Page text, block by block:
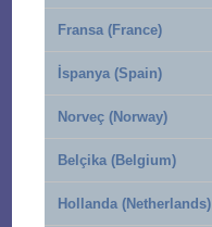
Fransa (France)
İspanya (Spain)
Norveç (Norway)
Belçika (Belgium)
Hollanda (Netherlands)